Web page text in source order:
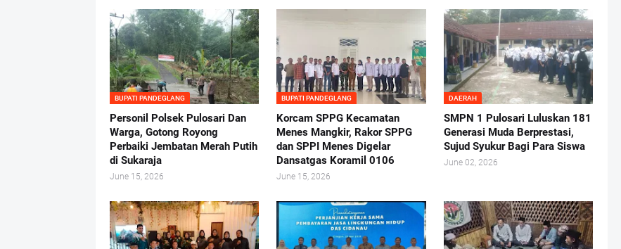
BUPATI PANDEGLANG
Personil Polsek Pulosari Dan
Warga, Gotong Royong
Perbaiki Jembatan Merah Putih
di Sukaraja
June 15, 2026
BUPATI PANDEGLANG
Korcam SPPG Kecamatan
Menes Mangkir, Rakor SPPG
dan SPPI Menes Digelar
Dansatgas Koramil 0106
June 15, 2026
DAERAH
SMPN 1 Pulosari Luluskan 181
Generasi Muda Berprestasi,
Sujud Syukur Bagi Para Siswa
June 02, 2026